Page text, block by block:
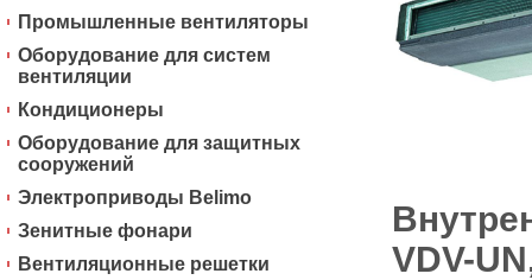
VDV-
Промышленные вентиляторы
Оборудование для систем
вентиляции
Кондиционеры
Оборудование для защитных
сооружений
Электроприводы Belimo
Зенитные фонари
Вентиляционные решетки